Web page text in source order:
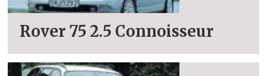
Rover 75 2.5 Connoisseur